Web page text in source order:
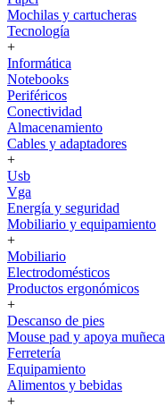
Mochilas y cartucheras
Tecnología
+
Informática
Notebooks
Periféricos
Conectividad
Almacenamiento
Cables y adaptadores
+
Usb
Vga
Energía y seguridad
Mobiliario y equipamiento
+
Mobiliario
Electrodomésticos
Productos ergonómicos
+
Descanso de pies
Mouse pad y apoya muñeca
Ferretería
Equipamiento
Alimentos y bebidas
+